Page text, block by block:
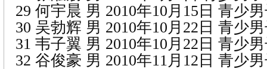
29 何宇晨 男 2010年10月15日 青少
30 吴勃辉 男 2010年10月22日 青少
31 韦子翼 男 2010年10月22日 青少
32 谷俊豪 男 2010年11月12日 青少